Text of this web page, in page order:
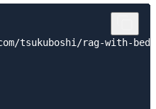
tsukuboshi/rag-with-